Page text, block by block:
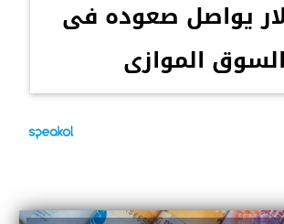
يواصل صعوده فى
السوق الموازى